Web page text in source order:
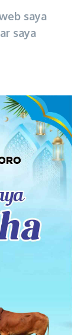
saya
saya